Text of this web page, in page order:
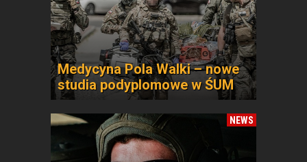
Medycyna Pola Walki – nowe
studia podyplomowe w ŚUM
NEWS